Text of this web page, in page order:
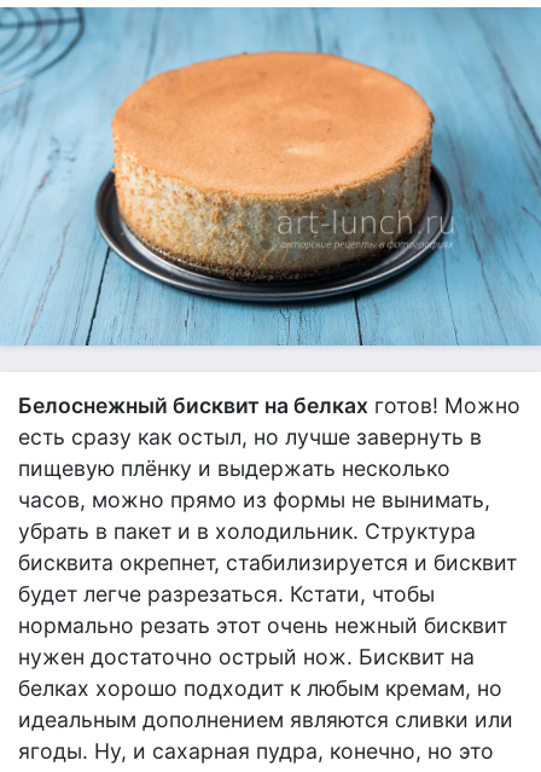
Белоснежный бисквит на белках готов! Можно
есть сразу как остыл, но лучше завернуть в
пищевую плёнку и выдержать несколько
часов, можно прямо из формы не вынимать,
убрать в пакет и в холодильник. Структура
бисквита окрепнет, стабилизируется и бисквит
будет легче разрезаться. Кстати, чтобы
нормально резать этот очень нежный бисквит
нужен достаточно острый нож. Бисквит на
белках хорошо подходит к любым кремам, но
идеальным дополнением являются сливки или
ягоды. Ну, и сахарная пудра, конечно, но это